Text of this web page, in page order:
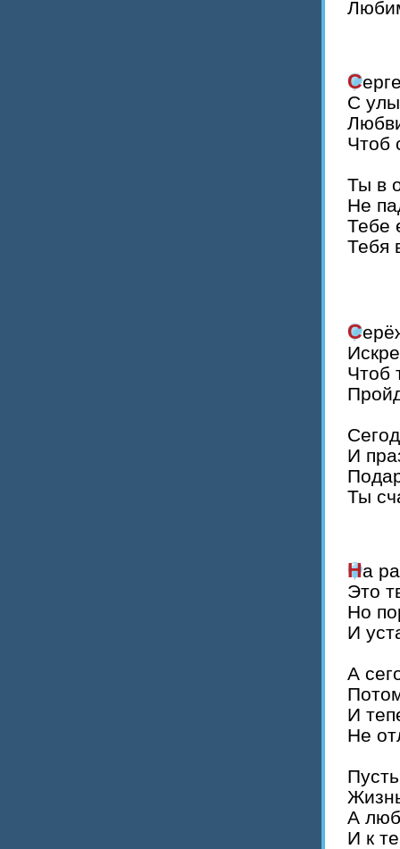
С
Чтоб
Ты в
Не
Тебе
Тебя
Чтоб
И
Ты
На
Это
Но
И
А
И
Не
А
И к